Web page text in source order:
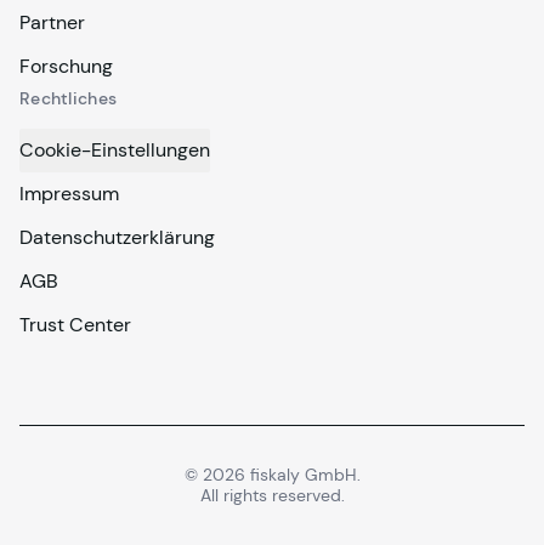
Partner
Forschung
Rechtliches
Cookie-Einstellungen
Impressum
Datenschutzerklärung
AGB
Trust Center
© 2026 fiskaly GmbH.
All rights reserved.